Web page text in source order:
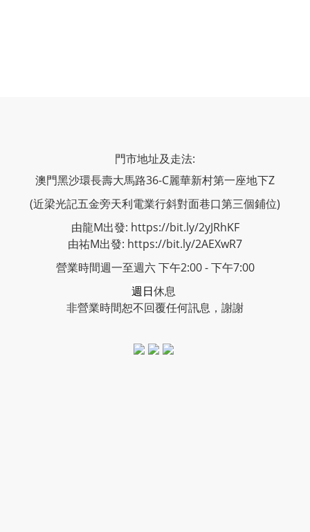
門市地址及走法:
澳門黑沙環長壽大馬路36-C麗華新村第一座地下Z
(近梁光記五金旁天利電業行斜對面巷口第三個鋪位)
由龍M出發: https://bit.ly/2yJRhKF
由祐M出發: https://bit.ly/2AEXwR7
營業時間週一至週六 下午2:00 - 下午7:00
週日休息
非營業時間恕不回覆任何訊息，謝謝